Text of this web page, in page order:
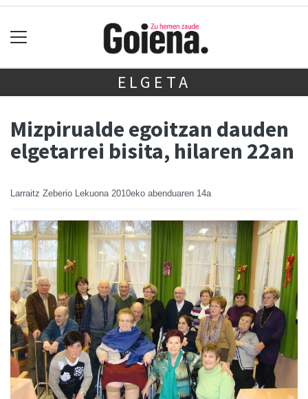
ELGETA
Mizpirualde egoitzan dauden
elgetarrei bisita, hilaren 22an
Larraitz Zeberio Lekuona 2010eko abenduaren 14a